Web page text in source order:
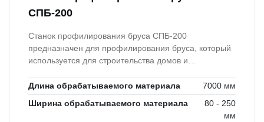
СПБ-200
Станок профилирования бруса СПБ-200
предназначен для профилирования бруса, который
используется для строительства домов и
Длина обрабатываемого материала
7000 мм
Ширина обрабатываемого материала
80 - 250
мм